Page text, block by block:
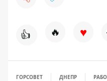
👍 🔥 ♥
ГОРСОВЕТ ДНЕПР